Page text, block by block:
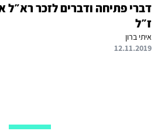
דברי פתיחה ודברים לזכר רא״ל
ז״ל
איתי ברון
12.11.2019